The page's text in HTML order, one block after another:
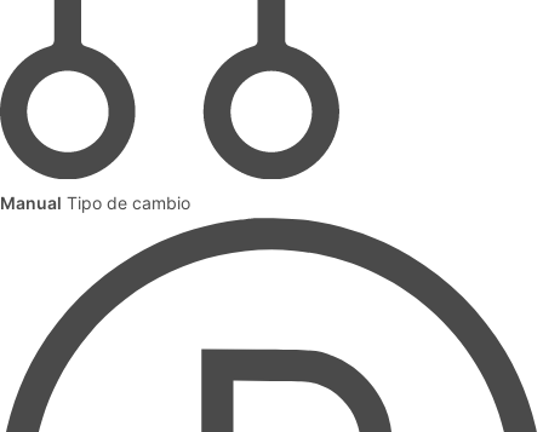
Manual Tipo de cambio